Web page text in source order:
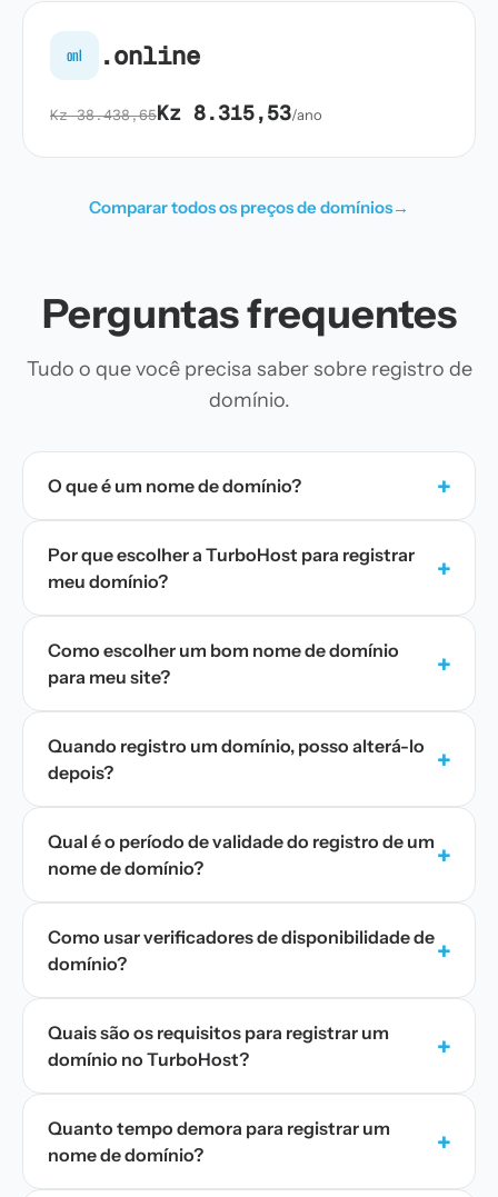
onl .online
Kz 38.438,65Kz 8.315,53/ano
Comparar todos os preços de domínios→
Perguntas frequentes
Tudo o que você precisa saber sobre registro de
domínio.
O que é um nome de domínio? +
Por que escolher a TurboHost para registrar
meu domínio?
+
Como escolher um bom nome de domínio
para meu site?
+
Quando registro um domínio, posso alterá-lo
depois?
+
Qual é o período de validade do registro de um
nome de domínio?
+
Como usar verificadores de disponibilidade de
domínio?
+
Quais são os requisitos para registrar um
domínio no TurboHost?
+
Quanto tempo demora para registrar um
nome de domínio?
+